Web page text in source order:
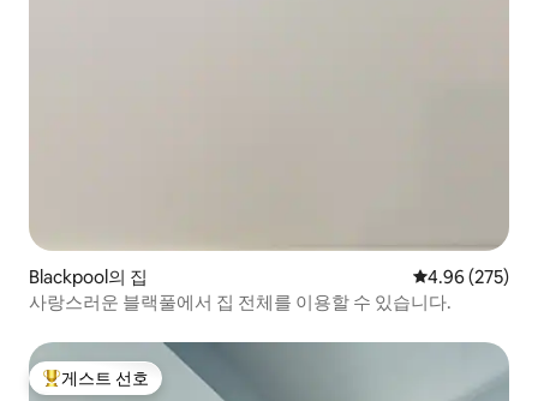
Blackpool의 집 평점 4.96점(5
4.96 (275)
사랑스러운 블랙풀에서 집 전체를 이용할 수 있습니다.
상위 게스트 선호
게스트 선호